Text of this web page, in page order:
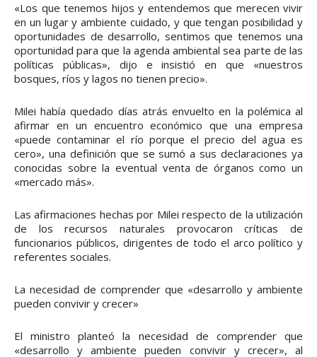
«Los que tenemos hijos y entendemos que merecen vivir
en un lugar y ambiente cuidado, y que tengan posibilidad y
oportunidades de desarrollo, sentimos que tenemos una
oportunidad para que la agenda ambiental sea parte de las
políticas públicas», dijo e insistió en que «nuestros
bosques, ríos y lagos no tienen precio».
Milei había quedado días atrás envuelto en la polémica al
afirmar en un encuentro económico que una empresa
«puede contaminar el río porque el precio del agua es
cero», una definición que se sumó a sus declaraciones ya
conocidas sobre la eventual venta de órganos como un
«mercado más».
Las afirmaciones hechas por Milei respecto de la utilización
de los recursos naturales provocaron críticas de
funcionarios públicos, dirigentes de todo el arco político y
referentes sociales.
La necesidad de comprender que «desarrollo y ambiente
pueden convivir y crecer»
El ministro planteó la necesidad de comprender que
«desarrollo y ambiente pueden convivir y crecer», al